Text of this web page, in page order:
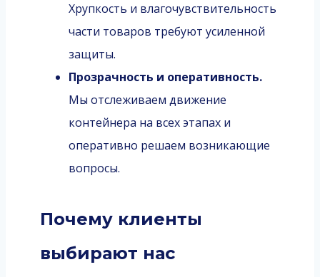
Хрупкость и влагочувствительность
части товаров требуют усиленной
защиты.
Прозрачность и оперативность.
Мы отслеживаем движение
контейнера на всех этапах и
оперативно решаем возникающие
вопросы.
Почему клиенты
выбирают нас